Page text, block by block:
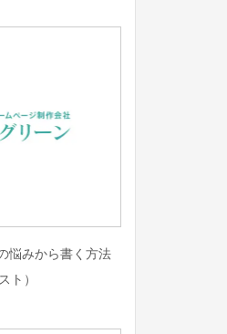
悩みから書く方法
ト）